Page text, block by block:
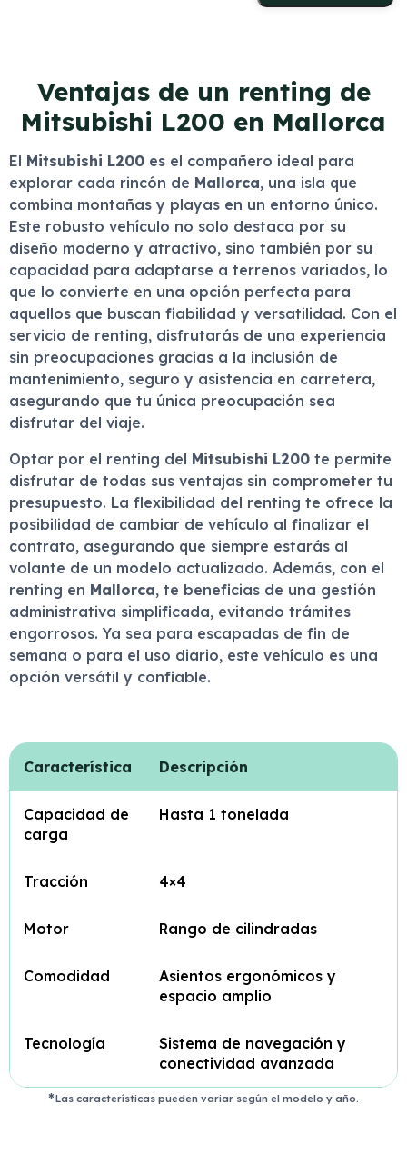
Ventajas de un renting de
Mitsubishi L200 en Mallorca
El Mitsubishi L200 es el compañero ideal para
explorar cada rincón de Mallorca, una isla que
combina montañas y playas en un entorno único.
Este robusto vehículo no solo destaca por su
diseño moderno y atractivo, sino también por su
capacidad para adaptarse a terrenos variados, lo
que lo convierte en una opción perfecta para
aquellos que buscan fiabilidad y versatilidad. Con el
servicio de renting, disfrutarás de una experiencia
sin preocupaciones gracias a la inclusión de
mantenimiento, seguro y asistencia en carretera,
asegurando que tu única preocupación sea
disfrutar del viaje.
Optar por el renting del Mitsubishi L200 te permite
disfrutar de todas sus ventajas sin comprometer tu
presupuesto. La flexibilidad del renting te ofrece la
posibilidad de cambiar de vehículo al finalizar el
contrato, asegurando que siempre estarás al
volante de un modelo actualizado. Además, con el
renting en Mallorca, te beneficias de una gestión
administrativa simplificada, evitando trámites
engorrosos. Ya sea para escapadas de fin de
semana o para el uso diario, este vehículo es una
opción versátil y confiable.
Característica Descripción
Capacidad de
carga
Hasta 1 tonelada
Tracción 4×4
Motor Rango de cilindradas
Comodidad
Asientos ergonómicos y
espacio amplio
Tecnología
Sistema de navegación y
conectividad avanzada
Las características pueden variar según el modelo y año.